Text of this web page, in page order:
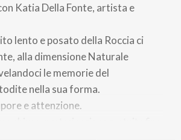
Katia Della Fonte, artista e
lento e posato della Roccia ci
alla dimensione Naturale
le memorie del
nella sua forma.
e attenzione.